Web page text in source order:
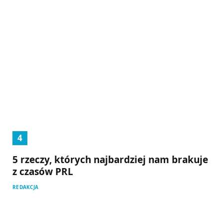
5 rzeczy, których najbardziej nam brakuje
z czasów PRL
REDAKCJA